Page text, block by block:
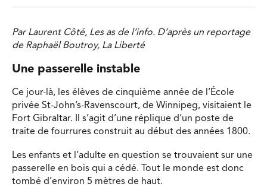
Par Laurent Côté, Les as de l’info. D’après un reportage
de Raphaël Boutroy, La Liberté
Une passerelle instable
Ce jour-là, les élèves de cinquième année de l’École
privée St-John’s-Ravenscourt, de Winnipeg, visitaient le
Fort Gibraltar. Il s’agit d’une réplique d’un poste de
traite de fourrures construit au début des années 1800.
Les enfants et l’adulte en question se trouvaient sur une
passerelle en bois qui a cédé. Tout le monde est donc
tombé d’environ 5 mètres de haut.